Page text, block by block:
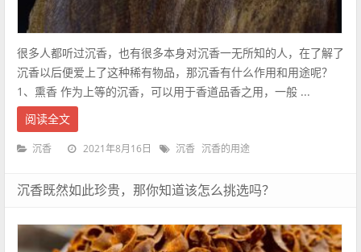
很多人都听过沉香，也有很多本身对沉香一无所知的人，在了解了
沉香以后便爱上了这种稀有物品，那沉香有什么作用和用途呢？
1、熏香 作为上等的沉香，可以用于香道品香之用，一般 ...
阅读全文
沉香 2021年8月16日 沉香 沉香的用途
沉香既然如此珍贵，那你知道该怎么挑选吗？